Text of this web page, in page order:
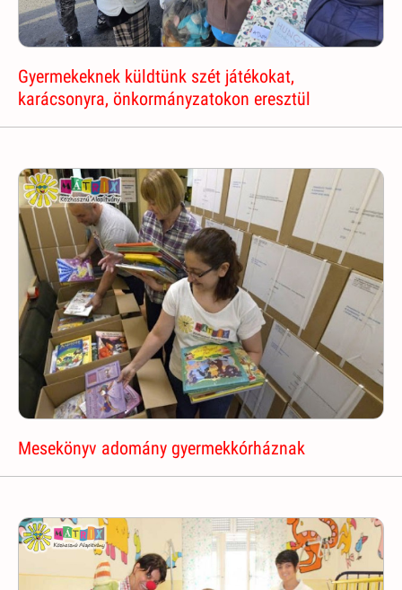
Gyermekeknek küldtünk szét játékokat,
karácsonyra, önkormányzatokon eresztül
Mesekönyv adomány gyermekkórháznak